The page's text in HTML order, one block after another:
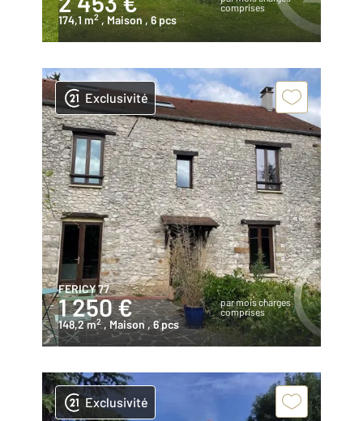
comprises
174,1 m2 , Maison , 6 pcs
Exclusivité
FERICY 77
1 250 €
par mois charges
comprises
148,2 m2 , Maison, 6 pcs
Exclusivité